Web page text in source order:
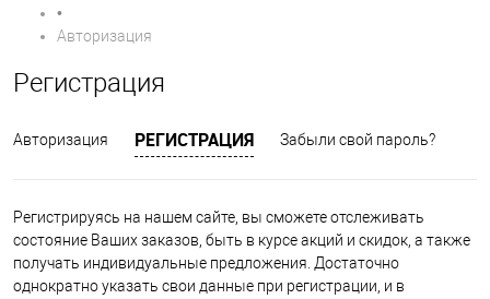
•
Авторизация
Регистрация
Авторизация РЕГИСТРАЦИЯ Забыли свой пароль?
Регистрируясь на нашем сайте, вы сможете отслеживать
состояние Ваших заказов, быть в курсе акций и скидок, а также
получать индивидуальные предложения. Достаточно
однократно указать свои данные при регистрации, и в